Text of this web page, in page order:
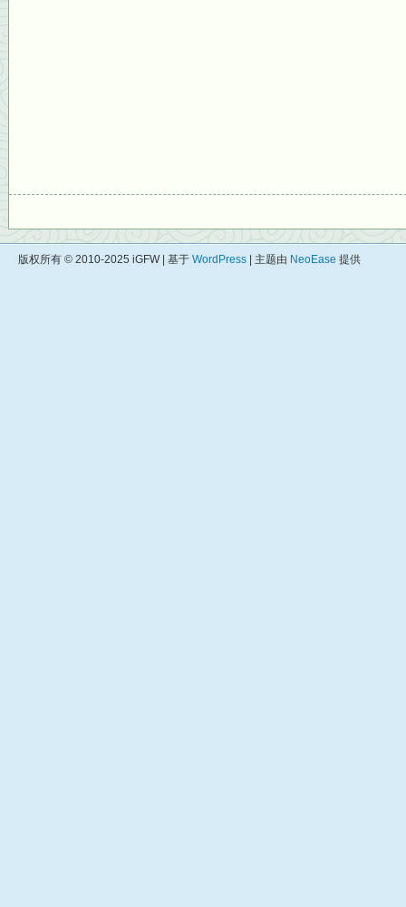
版权所有 © 2010-2025 iGFW | 基于 WordPress | 主题由 NeoEase 提供